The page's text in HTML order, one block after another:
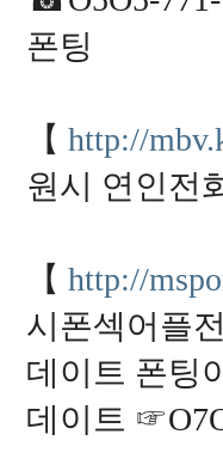
폰팅
【 http://
원시 연인전
【 http://
시폰섹어플
데이트 폰팅
데이트